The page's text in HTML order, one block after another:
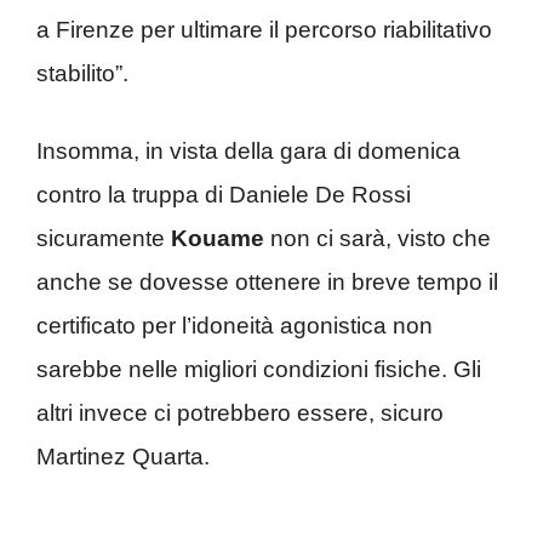
a Firenze per ultimare il percorso riabilitativo
stabilito”.
Insomma, in vista della gara di domenica
contro la truppa di Daniele De Rossi
sicuramente Kouame non ci sarà, visto che
anche se dovesse ottenere in breve tempo il
certificato per l’idoneità agonistica non
sarebbe nelle migliori condizioni fisiche. Gli
altri invece ci potrebbero essere, sicuro
Martinez Quarta.